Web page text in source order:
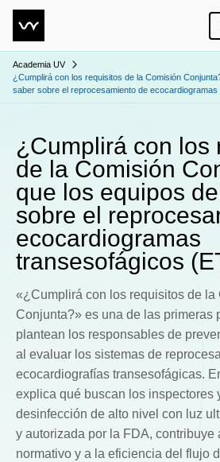
Academia UV
¿Cumplirá con los requisitos de la Comisión
saber sobre el reprocesamiento de
¿Cumplirá con los
de la Comisión
que los equipos
sobre el
ecocardiogramas
transesofágicos
«¿Cumplirá con los requisitos de la
Conjunta?» es una de las primeras
plantean los responsables de
al evaluar los sistemas de
ecocardiografías transesofágicas.
explica qué buscan los inspectores
desinfección de alto nivel con luz
y autorizada por la FDA, contribuye
normativo y a la eficiencia del flujo